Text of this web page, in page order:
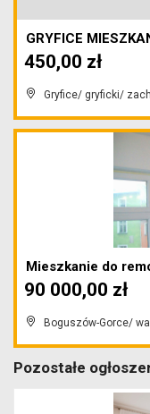
GRYFICE
Gryfice/ gryficki/
450,00 zł
Boguszów-Gorce/
90 000,00 zł
Pozostałe